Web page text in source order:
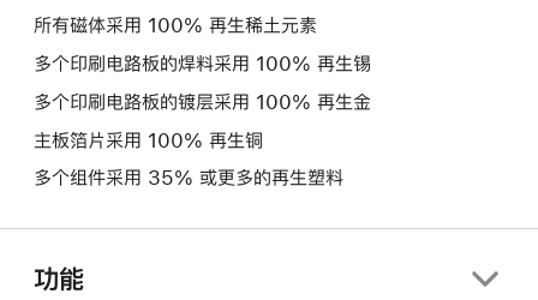
所有磁体采用 100% 再生稀土元素
多个印刷电路板的焊料采用 100% 再生锡
多个印刷电路板的镀层采用 100% 再生金
主板箔片采用 100% 再生铜
多个组件采用 35% 或更多的再生塑料
功能